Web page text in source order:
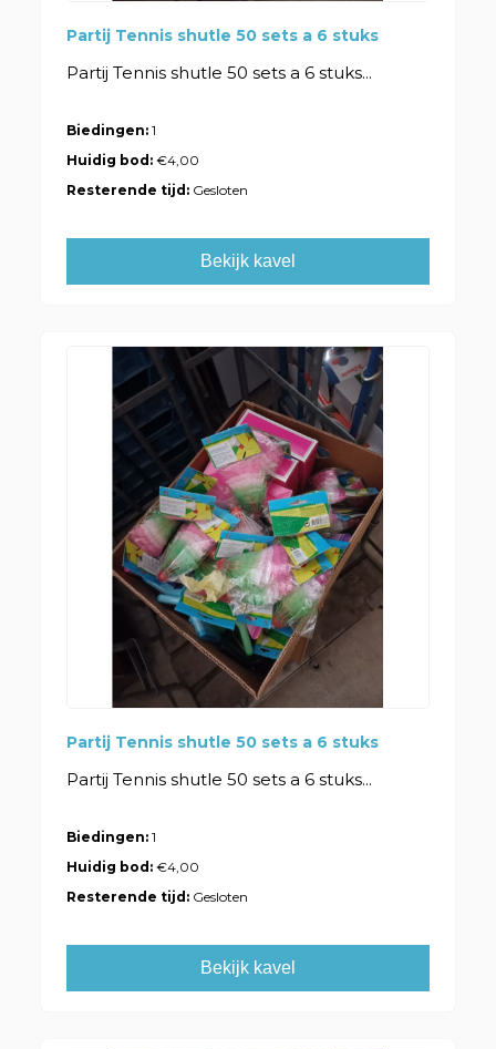
Partij Tennis shutle 50 sets a 6 stuks
Partij Tennis shutle 50 sets a 6 stuks...
Biedingen: 1
Huidig bod:€4,00
Resterende tijd: Gesloten
Bekijk kavel
Partij Tennis shutle 50 sets a 6 stuks
Partij Tennis shutle 50 sets a 6 stuks...
Biedingen: 1
Huidig bod:€4,00
Resterende tijd: Gesloten
Bekijk kavel